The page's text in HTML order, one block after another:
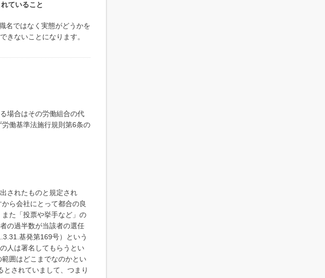
ていること
名ではなく実態がどうかを
きないことになります。
場合はその労働組合の代
働基準法施行規則第6条の
されたものと規定され
ら会社にとって都合の良
た「投票や挙手など」の
の過半数が当該者の選任
基発第169号）という
人は署名してもらうとい
囲はどこまでなのかとい
されていまして、つまり